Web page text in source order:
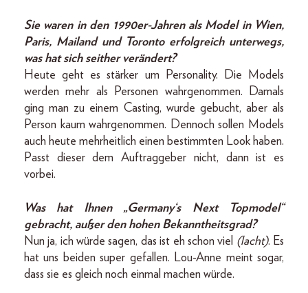
Sie waren in den 1990er-Jahren als Model in Wien,
Paris, Mailand und Toronto erfolgreich unterwegs,
was hat sich seither verändert?
Heute geht es stärker um Personality. Die Models
werden mehr als Personen wahrgenommen. Damals
ging man zu einem Casting, wurde gebucht, aber als
Person kaum wahrgenommen. Dennoch sollen Models
auch heute mehrheitlich einen bestimmten Look haben.
Passt dieser dem Auftraggeber nicht, dann ist es
vorbei.
Was hat Ihnen „Germany‘s Next Topmodel“
gebracht, außer den hohen Bekanntheitsgrad?
Nun ja, ich würde sagen, das ist eh schon viel (lacht). Es
hat uns beiden super gefallen. Lou-Anne meint sogar,
dass sie es gleich noch einmal machen würde.